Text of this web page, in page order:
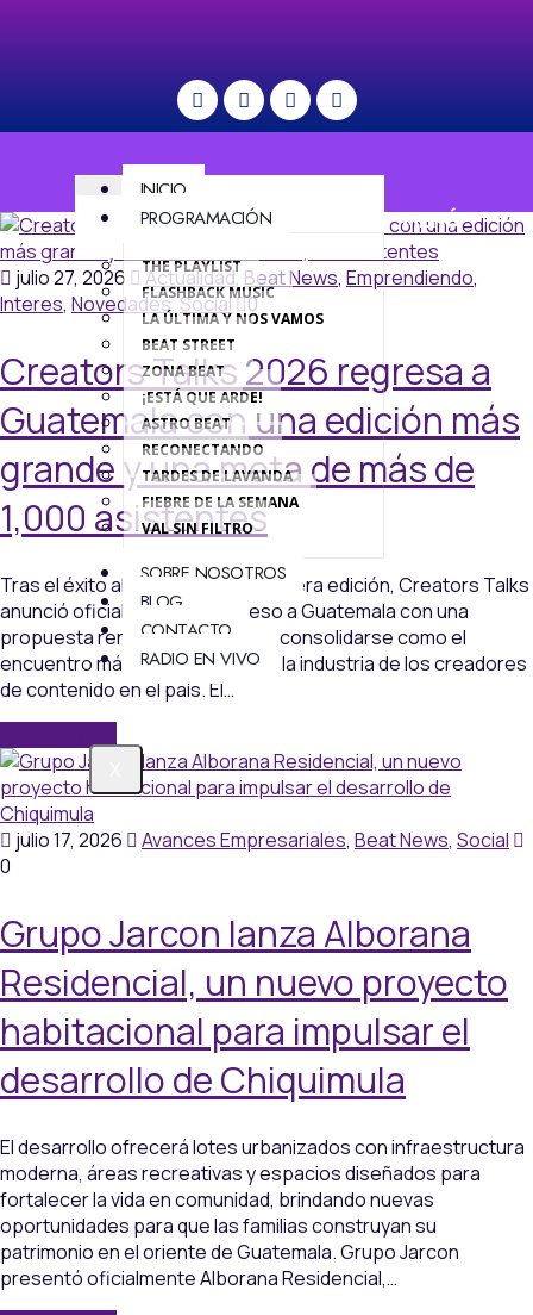
INICIO
PROGRAMACIÓN
THE PLAYLIST
FLASHBACK MUSIC
LA ÚLTIMA Y NOS VAMOS
BEAT STREET
ZONA BEAT
¡ESTÁ QUE ARDE!
ASTRO BEAT
RECONECTANDO
TARDES DE LAVANDA
FIEBRE DE LA SEMANA
VAL SIN FILTRO
SOBRE NOSOTROS
BLOG
CONTACTO
RADIO EN VIVO
MENÚ
julio 27, 2026 Actualidad, Beat News, Emprendiendo,
Interes, Novedades,Social 0
Creators Talks 2026 regresa a
Guatemala con una edición más
grande y una meta de más de
1,000 asistentes
Tras el éxito alcanzado en su primera edición, Creators Talks
anunció oficialmente su regreso a Guatemala con una
propuesta renovada que busca consolidarse como el
encuentro más importante para la industria de los creadores
de contenido en el país. El…
julio 17, 2026 Avances Empresariales, Beat News, Social
0
Grupo Jarcon lanza Alborana
Residencial, un nuevo proyecto
habitacional para impulsar el
desarrollo de Chiquimula
El desarrollo ofrecerá lotes urbanizados con infraestructura
moderna, áreas recreativas y espacios diseñados para
fortalecer la vida en comunidad, brindando nuevas
oportunidades para que las familias construyan su
patrimonio en el oriente de Guatemala. Grupo Jarcon
presentó oficialmente Alborana Residencial,…